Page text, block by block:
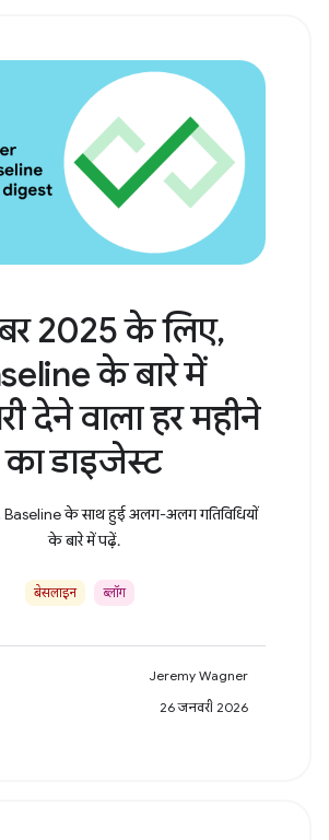
2025 के लिए,
के बारे में
देने वाला हर महीने
का डाइजेस्ट
Baseline के साथ हुई अलग-अलग गतिविधियों
के बारे में पढ़ें.
बेसलाइन ब्लॉग
Jeremy Wagner
26 जनवरी 2026